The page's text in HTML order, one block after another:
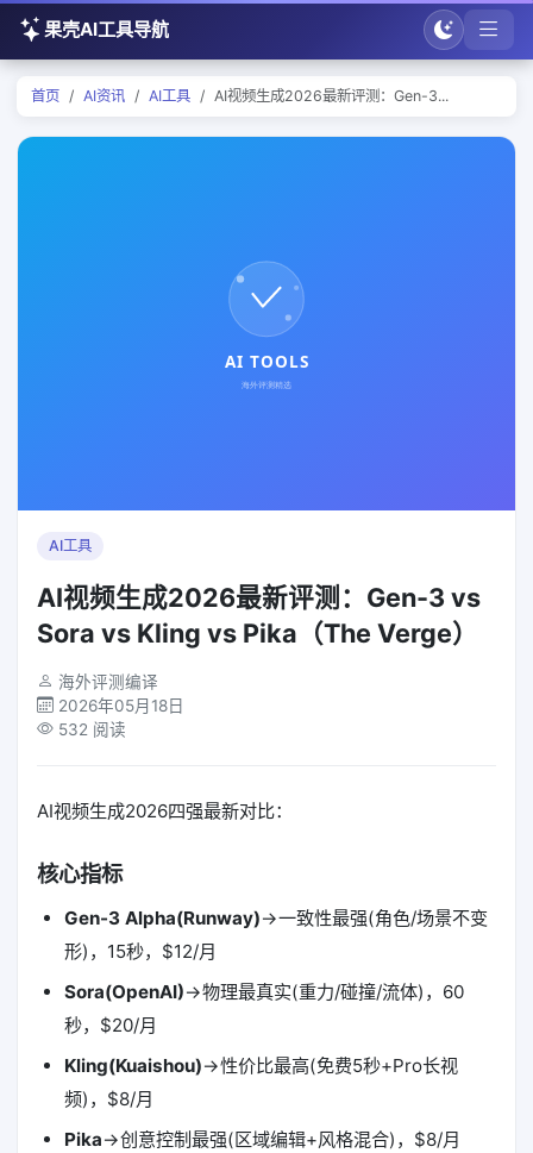
果壳AI工具导航
首页 AI资讯 AI工具 AI视频生成2026最新评测：Gen-3...
AI工具
AI视频生成2026最新评测：Gen-3 vs
Sora vs Kling vs Pika（The Verge）
海外评测编译
2026年05月18日
532 阅读
AI视频生成2026四强最新对比：
核心指标
Gen-3 Alpha(Runway)→一致性最强(角色/场景不变
形)，15秒，$12/月
Sora(OpenAI)→物理最真实(重力/碰撞/流体)，60
秒，$20/月
Kling(Kuaishou)→性价比最高(免费5秒+Pro长视
频)，$8/月
Pika→创意控制最强(区域编辑+风格混合)，$8/月